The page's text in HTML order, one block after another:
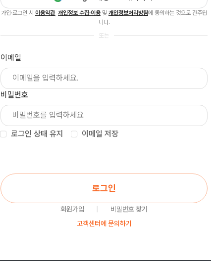
가입·로그인 시 이용약관, 개인정보 수집·이용및 개인정보처리방침에 동의하는 것으로 간주됩
니다.
또는
이메일
비밀번호
로그인 상태 유지 이메일 저장
로그인
회원가입
비밀번호 찾기
고객센터에 문의하기